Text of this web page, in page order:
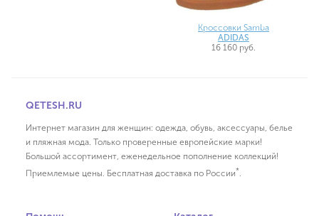
Кроссовки Samba
ADIDAS
16 160 руб.
QETESH.RU
Интернет магазин для женщин: одежда, обувь, аксессуары, белье
и пляжная мода. Только проверенные европейские марки!
Большой ассортимент, еженедельное пополнение коллекций!
Приемлемые цены. Бесплатная доставка по России*